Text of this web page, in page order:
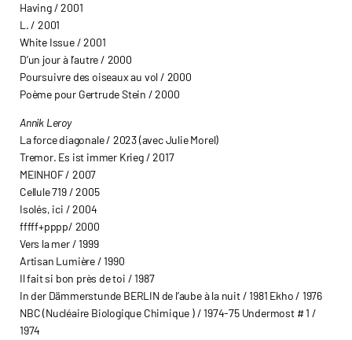
Having / 2001
L. / 2001
White Issue / 2001
D’un jour à l’autre / 2000
Poursuivre des oiseaux au vol / 2000
Poème pour Gertrude Stein / 2000
Annik Leroy
La force diagonale / 2023 (avec Julie Morel)
Tremor. Es ist immer Krieg / 2017
MEINHOF / 2007
Cellule 719 / 2005
Isolés, ici / 2004
fffff+pppp/ 2000
Vers la mer / 1999
Artisan Lumière / 1990
Il fait si bon près de toi / 1987
In der Dämmerstunde BERLIN de l’aube à la nuit / 1981 Ekho / 1976
NBC (Nucléaire Biologique Chimique ) / 1974-75 Undermost # 1 /
1974